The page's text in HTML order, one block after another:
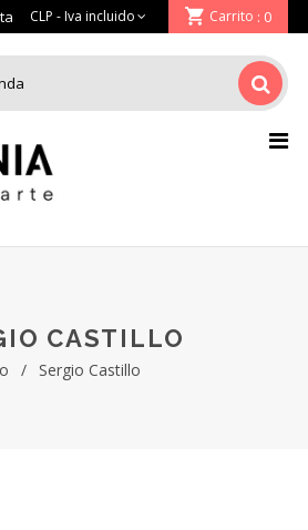
Carrito : 0
CASTILLO
/ Sergio Castillo